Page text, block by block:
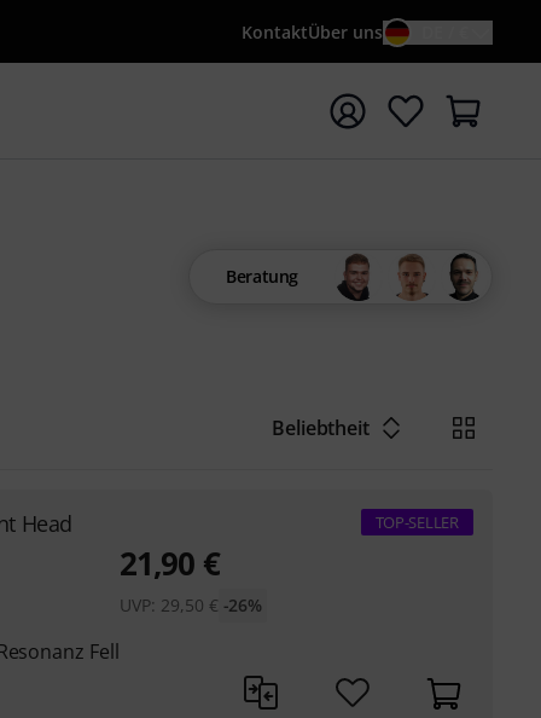
KontaktÜber uns
mit Suchwort {searchTerm} starten
Beratung
Beliebtheit
Head
Fell
TOP-SELLER
21,90 €
UVP: 29,50 € -26%